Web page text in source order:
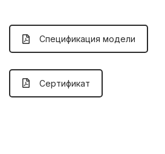
Спецификация модели
Сертификат